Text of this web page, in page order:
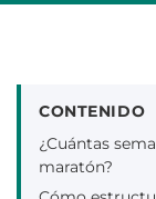
CONTENIDO
¿Cuántas
maratón?